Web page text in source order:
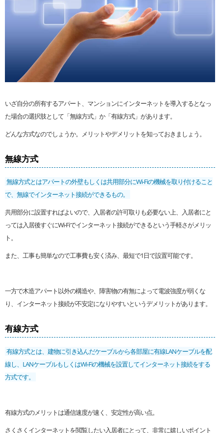
いざ自分の所有するアパート、マンションにインターネットを導入するとなっ
た場合の選択肢として「無線方式」か「有線方式」があります。
どんな方式なのでしょうか。メリットやデメリットを知っておきましょう。
無線方式
無線方式とはアパートの外壁もしくは共用部分にWi-Fiの機械を取り付けること
で、無線でインターネット接続ができるもの。
共用部分に設置すればよいので、入居者の許可取りも必要ない上、入居者にと
っては入居後すぐにWi-Fiでインターネット接続ができるという手軽さがメリッ
ト。
また、工事も簡単なので工事費も安く済み、最短で1日で設置可能です。
一方で木造アパート以外の構造や、障害物の有無によって電波強度が弱くな
り、インターネット接続が不安定になりやすいというデメリットがあります。
有線方式
有線方式とは、建物に引き込んだケーブルから各部屋に有線LANケーブルを配
線し、LANケーブルもしくはWi-Fiの機械を設置してインターネット接続をする
方式です。
有線方式のメリットは通信速度が速く、安定性が高い点。
さくさくインターネットを閲覧したい入居者にとって、非常に嬉しいポイント